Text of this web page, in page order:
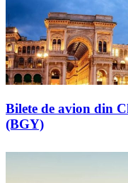
Bilete de avion din
(BGY)